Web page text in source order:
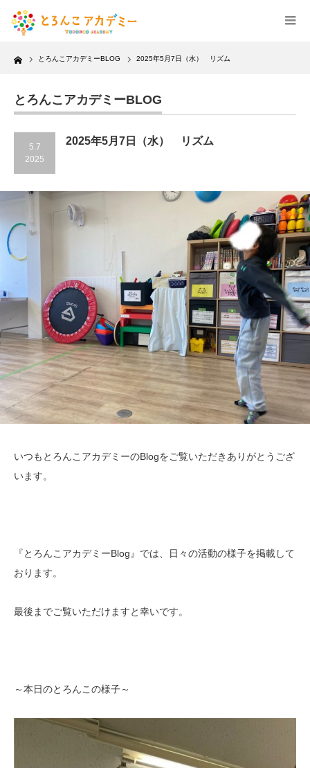
Home とろんこアカデミーBLOG 2025年5月7日（水） リズム
とろんこアカデミーBLOG
5.7
2025
2025年5月7日（水） リズム
いつもとろんこアカデミーのBlogをご覧いただきありがとうござ
います。
『とろんこアカデミーBlog』では、日々の活動の様子を掲載して
おります。
最後までご覧いただけますと幸いです。
～本日のとろんこの様子～